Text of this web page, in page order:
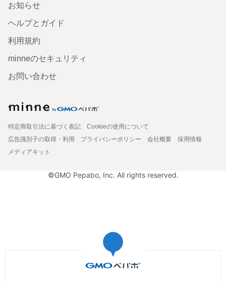
お知らせ
ヘルプとガイド
利用規約
minneのセキュリティ
お問い合わせ
特定商取引法に基づく表記
Cookieの使用について
広告識別子の取得・利用
プライバシーポリシー 会社概要
採用情報
メディアキット
©GMO Pepabo, Inc. All rights reserved.